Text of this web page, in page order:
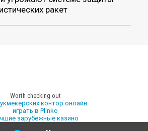
ракет
Worth checking out
контор онлайн
играть в Plinko
зарубежные казино